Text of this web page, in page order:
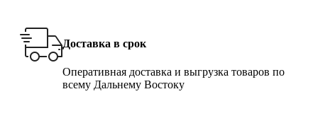
Доставка в срок
Оперативная доставка и выгрузка товаров по
всему Дальнему Востоку